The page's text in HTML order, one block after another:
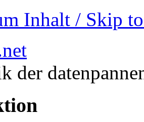
Inhalt / Skip
der